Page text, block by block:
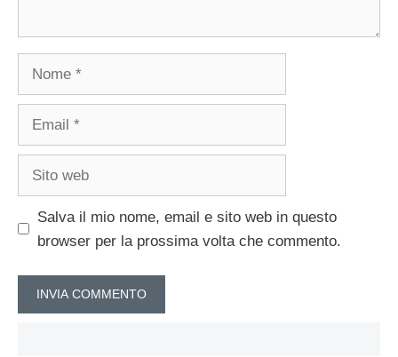
Salva il mio nome, email e sito web in questo
browser per la prossima volta che commento.